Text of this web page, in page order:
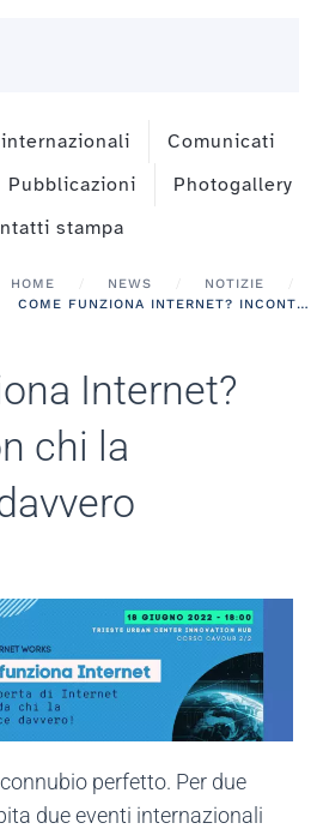
Comunicati
Pubblicazioni
Photogallery
stampa
HOME NEWS
NOTIZIE
COME FUNZIONA INTERNET? INCONTRO CON CHI LA COSTRUISCE DAVVERO
Internet?
chi la
perfetto. Per due
due eventi internazionali